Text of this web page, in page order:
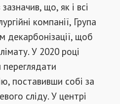
що, як і всі
компанії, Група
декарбонізації, щоб
У 2020 році
поставивши собі за
сліду. У центрі